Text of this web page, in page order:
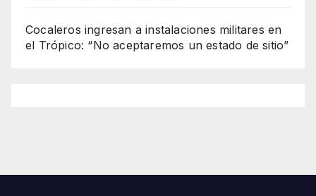
Cocaleros ingresan a instalaciones militares en
el Trópico: “No aceptaremos un estado de sitio”